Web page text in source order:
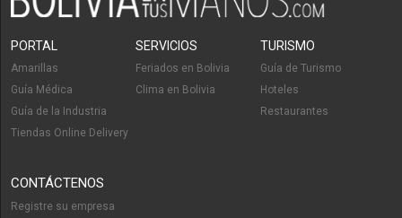
PORTAL
Amarillas
Guía Médica
Guía de la Industria
Tiendas Online Delivery
SERVICIOS
Feriados en Bolivia
Clima en Bolivia
TURISMO
Guía de Turismo
Hoteles
Restaurantes
CONTÁCTENOS
Registre su empresa